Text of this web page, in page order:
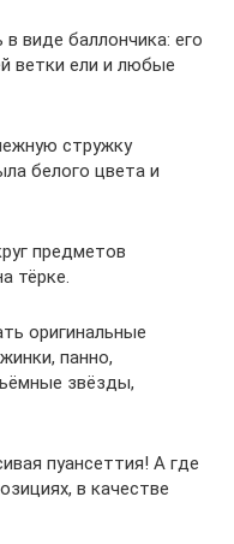
виде баллончика: его
ветки ели и любые
стружку
белого цвета и
предметов
тёрке.
оригинальные
панно,
звёзды,
пуансеттия! А где
в качестве